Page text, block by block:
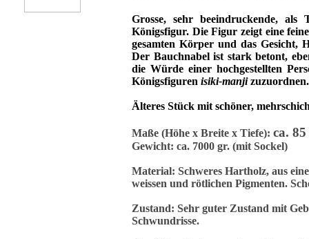
Grosse, sehr beeindruckende, als
Königsfigur. Die Figur zeigt eine
gesamten Körper und das Gesicht,
Der Bauchnabel ist stark betont,
die Würde einer hochgestellten
Königsfiguren isiki-manjizuzuordnen.
Älteres Stück mit schöner,
Maße (Höhe x Breite x Tiefe): ca.
Gewicht: ca. 7000 gr. (mit Sockel)
Material: Schweres Hartholz, aus
weissen und rötlichen Pigmenten.
Zustand: Sehr guter Zustand mit
Schwundrisse.